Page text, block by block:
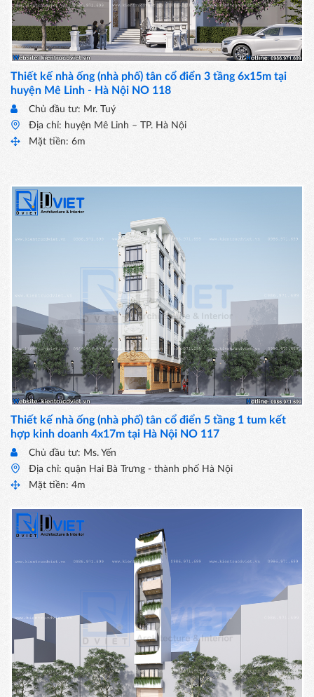
Thiết kế nhà ống (nhà phố) tân cổ điển 3 tầng 6x15m tại
huyện Mê Linh - Hà Nội NO 118
Chủ đầu tư: Mr. Tuý
Địa chỉ: huyện Mê Linh – TP. Hà Nội
Mặt tiền: 6m
Thiết kế nhà ống (nhà phố) tân cổ điển 5 tầng 1 tum kết
hợp kinh doanh 4x17m tại Hà Nội NO 117
Chủ đầu tư: Ms. Yến
Địa chỉ: quận Hai Bà Trưng - thành phố Hà Nội
Mặt tiền: 4m